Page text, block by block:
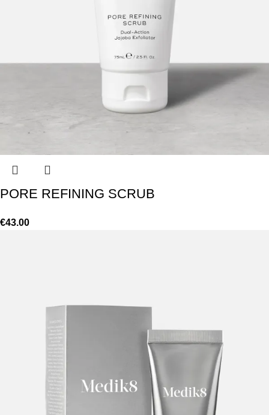
PORE REFINING SCRUB
€43.00